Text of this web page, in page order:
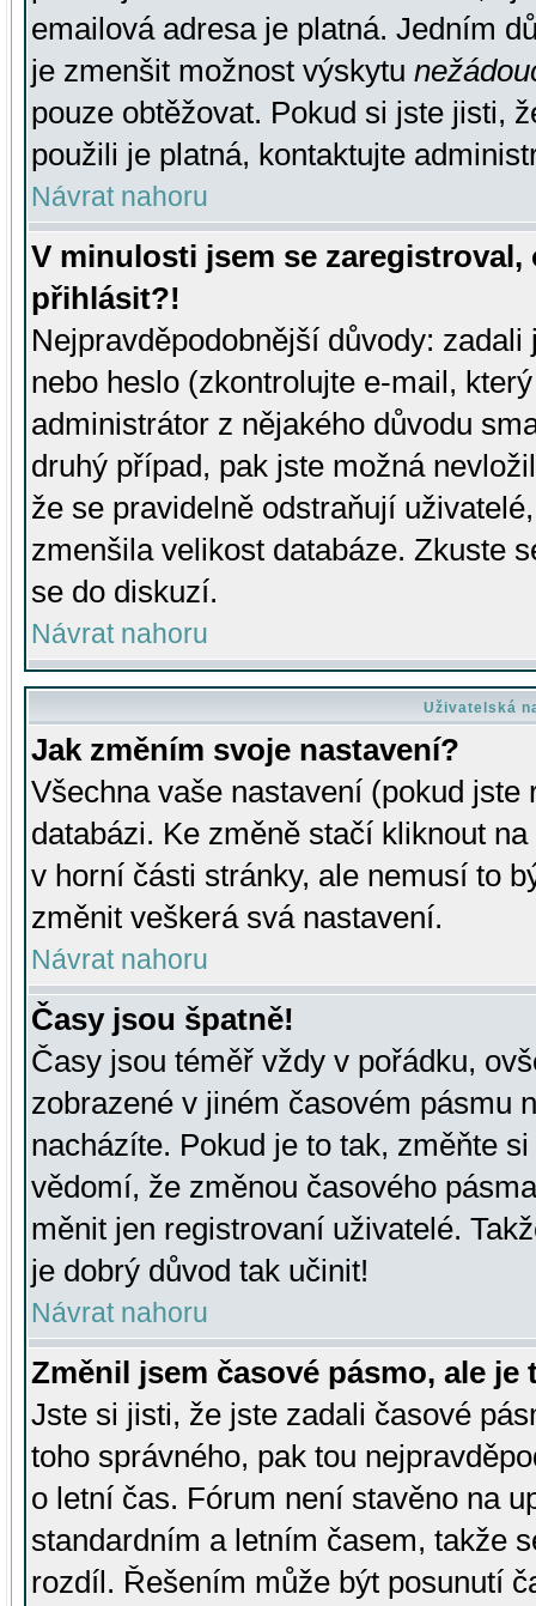
emailová adresa je platná. Jedním
je zmenšit možnost výskytu
pouze obtěžovat. Pokud si jste jisti,
použili je platná, kontaktujte
Návrat nahoru
V minulosti jsem se
přihlásit?!
Nejpravděpodobnější důvody:
nebo heslo (zkontrolujte e-mail,
administrátor z nějakého důvodu
druhý případ, pak jste možná
že se pravidelně odstraňují
zmenšila velikost databáze. Zkuste
se do diskuzí.
Návrat nahoru
Uživatelská
Jak změním svoje nastavení?
Všechna vaše nastavení (pokud
databázi. Ke změně stačí kliknout
v horní části stránky, ale nemusí to
změnit veškerá svá nastavení.
Návrat nahoru
Časy jsou špatně!
Časy jsou téměř vždy v pořádku,
zobrazené v jiném časovém pásmu
nacházíte. Pokud je to tak, změňte
vědomí, že změnou časového
měnit jen registrovaní uživatelé.
je dobrý důvod tak učinit!
Návrat nahoru
Změnil jsem časové pásmo, ale je
Jste si jisti, že jste zadali časové
toho správného, pak tou
o letní čas. Fórum není stavěno na
standardním a letním časem, takže
rozdíl. Řešením může být posunutí